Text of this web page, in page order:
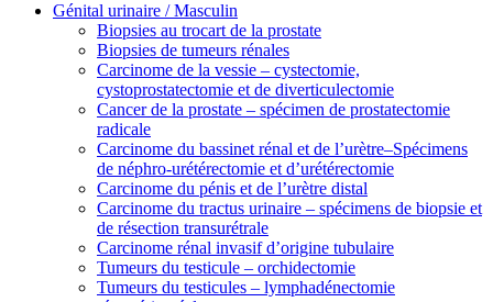
Génital urinaire / Masculin
Biopsies au trocart de la prostate
Biopsies de tumeurs rénales
Carcinome de la vessie – cystectomie,
cystoprostatectomie et de diverticulectomie
Cancer de la prostate – spécimen de prostatectomie
radicale
Carcinome du bassinet rénal et de l’urètre–Spécimens
de néphro-urétérectomie et d’urétérectomie
Carcinome du pénis et de l’urètre distal
Carcinome du tractus urinaire – spécimens de biopsie et
de résection transurétrale
Carcinome rénal invasif d’origine tubulaire
Tumeurs du testicule – orchidectomie
Tumeurs du testicules – lymphadénectomie